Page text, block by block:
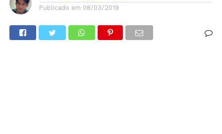
Publicado em 08/03/2019